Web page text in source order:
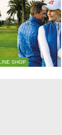
SHOP